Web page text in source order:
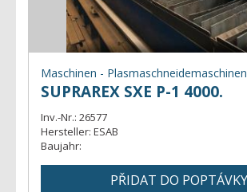
Maschinen - Plasmaschneidemaschinen
SUPRAREX SXE P-1 4000.
Inv.-Nr.: 26577
Hersteller: ESAB
Baujahr: